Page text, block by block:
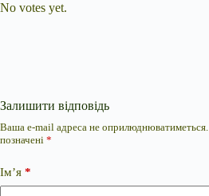
No votes yet.
Залишити відповідь
Ваша e-mail адреса не оприлюднюватиметься.
позначені *
Ім’я *